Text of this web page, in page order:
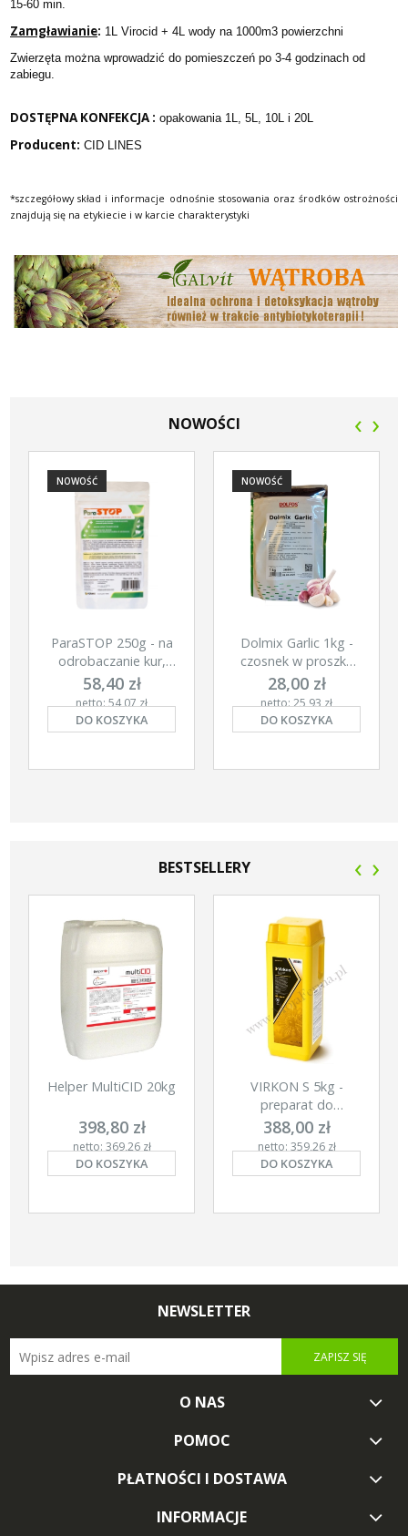
15-60 min.
Zamgławianie: 1L Virocid + 4L wody na 1000m3 powierzchni
Zwierzęta można wprowadzić do pomieszczeń po 3-4 godzinach od
zabiegu.
DOSTĘPNA KONFEKCJA : opakowania 1L, 5L, 10L i 20L
Producent: CID LINES
*szczegółowy skład i informacje odnośnie stosowania oraz środków ostrożności
znajdują się na etykiecie i w karcie charakterystyki
NOWOŚCI
ParaSTOP 250g - na
odrobaczanie kur,
gołębi i świń
58,40 zł
netto: 54,07 zł
DO KOSZYKA
NOWOŚĆ
Dolmix Garlic 1kg -
czosnek w proszku
dla kur
28,00 zł
netto: 25,93 zł
DO KOSZYKA
NOWOŚĆ
‹ ›
BESTSELLERY
Helper MultiCID 20kg
398,80 zł
netto: 369,26 zł
DO KOSZYKA
VIRKON S 5kg -
preparat do
dezynfecji w proszku
388,00 zł
netto: 359,26 zł
DO KOSZYKA
‹ ›
NEWSLETTER
ZAPISZ SIĘ
O NAS
POMOC
PŁATNOŚCI I DOSTAWA
INFORMACJE